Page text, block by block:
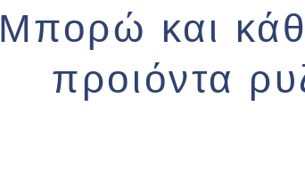
Μπορώ και
προιόντα